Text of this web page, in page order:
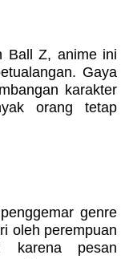
Ball Z, anime ini
Gaya
karakter
orang tetap
genre
oleh perempuan
karena pesan